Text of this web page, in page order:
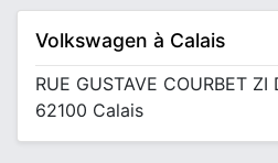
Volkswagen à Calais
RUE GUSTAVE COURBET
62100 Calais